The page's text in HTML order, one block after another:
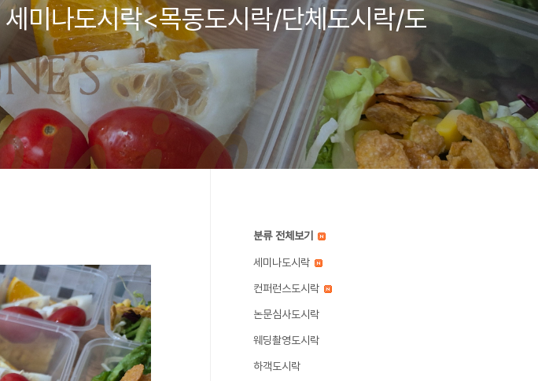
미나도시락<목동도시락/단체도시락/도
분류 전체보기
세미나도시락
컨퍼런스도시락
논문심사도시락
웨딩촬영도시락
하객도시락